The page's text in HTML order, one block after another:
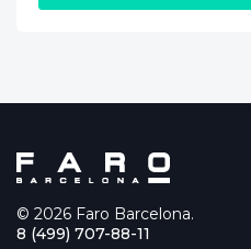
© 2026 Faro Barcelona.
8 (499) 707-88-11